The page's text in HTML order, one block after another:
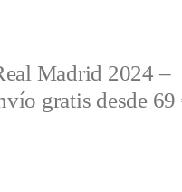
Madrid 2024 –
gratis desde 69